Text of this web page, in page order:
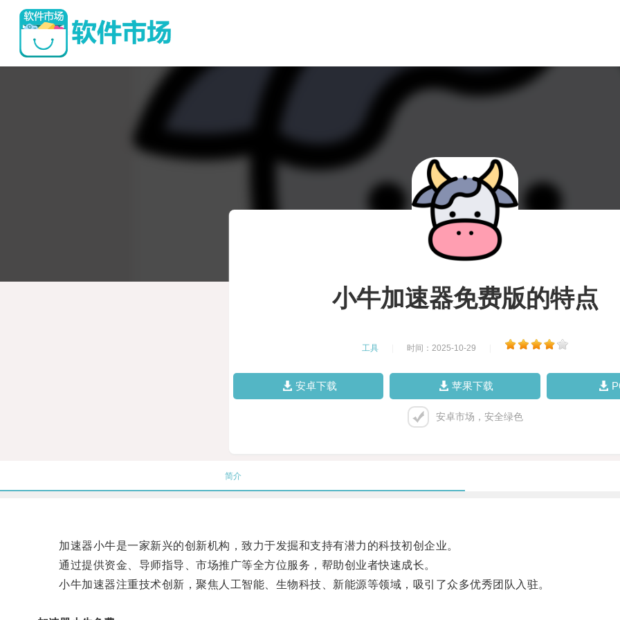
小牛加速器免费版的特点
工具 时间：2025-10-29
安卓下载 苹果下载
安卓市场，安全绿色
简介
加速器小牛是一家新兴的创新机构，致力于发掘和支持有潜力的科技初创企业。
通过提供资金、导师指导、市场推广等全方位服务，帮助创业者快速成长。
小牛加速器注重技术创新，聚焦人工智能、生物科技、新能源等领域，吸引了众多优秀团队入驻。